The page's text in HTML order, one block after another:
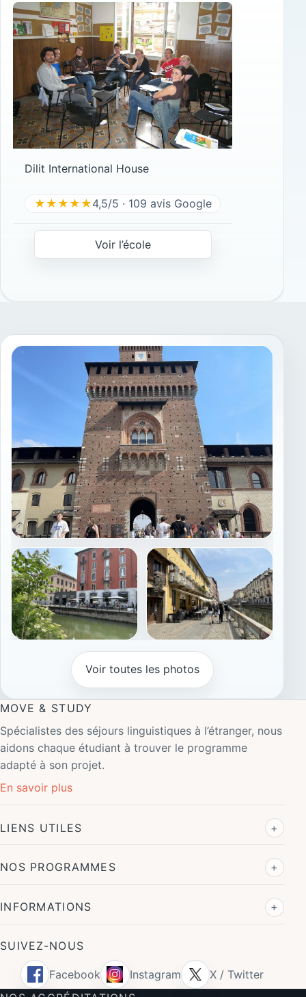
Dilit International House
★★★★★4,5/5 · 109 avis Google
Voir l’école
Voir toutes les photos
MOVE & STUDY
Spécialistes des séjours linguistiques à l’étranger, nous
aidons chaque étudiant à trouver le programme
adapté à son projet.
En savoir plus
LIENS UTILES
NOS PROGRAMMES
INFORMATIONS
SUIVEZ-NOUS
Facebook Instagram
X / Twitter